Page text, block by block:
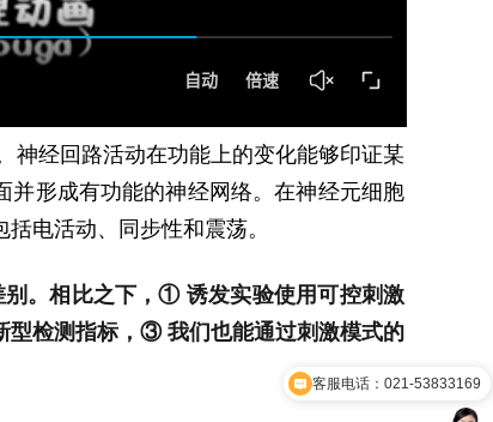
经回路活动在功能上的变化能够印证某
并形成有功能的神经网络。在神经元细胞
电活动、同步性和震荡。
。相比之下，① 诱发实验使用可控刺激
型检测指标，③ 我们也能通过刺激模式的
客服电话：021-53833169